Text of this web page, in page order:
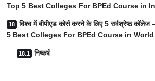
Top 5 Best Colleges For BPEd Course in
विश्व में बीपीएड कोर्स करने के लिए 5 सर्वश्रेष्ठ कॉलेज
5 Best Colleges For BPEd Course in World
निष्कर्ष